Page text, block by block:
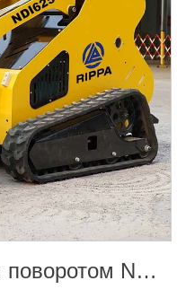
Погрузчик с бортовым поворотом NDI625